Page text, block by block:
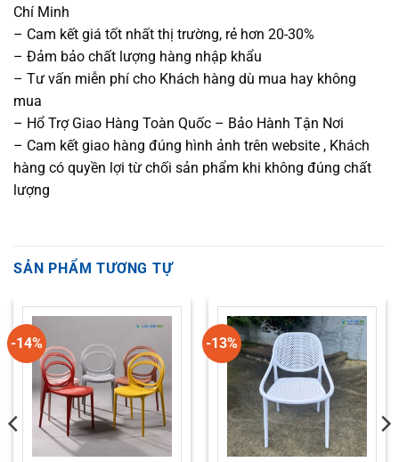
Chí Minh
– Cam kết giá tốt nhất thị trường, rẻ hơn 20-30%
– Đảm bảo chất lượng hàng nhập khẩu
– Tư vấn miễn phí cho Khách hàng dù mua hay không
mua
– Hổ Trợ Giao Hàng Toàn Quốc – Bảo Hành Tận Nơi
– Cam kết giao hàng đúng hình ảnh trên website , Khách
hàng có quyền lợi từ chối sản phẩm khi không đúng chất
lượng
SẢN PHẨM TƯƠNG TỰ
-14% -13%